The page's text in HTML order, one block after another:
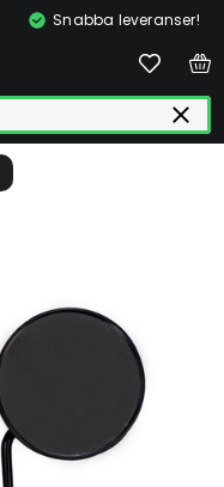
Snabba leveranser!